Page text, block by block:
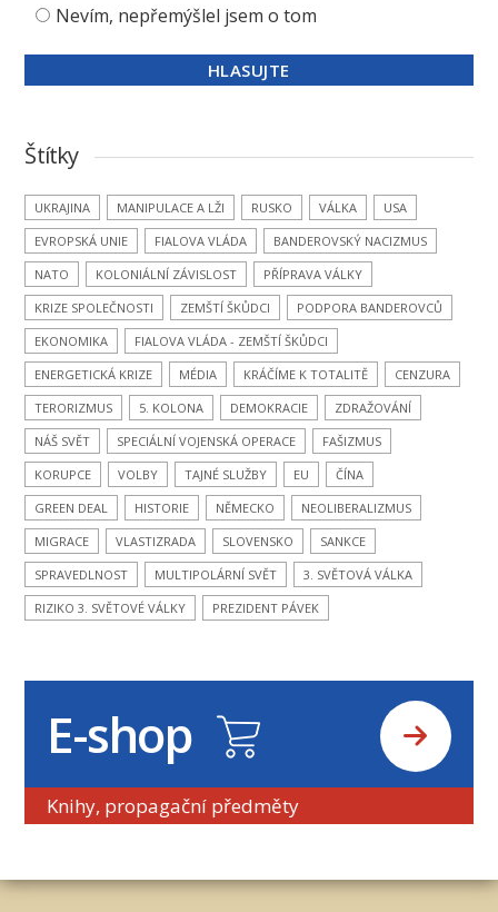
Nevím, nepřemýšlel jsem o tom
Štítky
UKRAJINA MANIPULACE A LŽI RUSKO VÁLKA
USA
EVROPSKÁ UNIE
FIALOVA VLÁDA
BANDEROVSKÝ NACIZMUS
NATO
KOLONIÁLNÍ ZÁVISLOST
PŘÍPRAVA VÁLKY
KRIZE SPOLEČNOSTI
ZEMŠTÍ ŠKŮDCI
PODPORA BANDEROVCŮ
EKONOMIKA
FIALOVA VLÁDA - ZEMŠTÍ ŠKŮDCI
ENERGETICKÁ KRIZE
MÉDIA KRÁČÍME K TOTALITĚ
CENZURA
TERORIZMUS
5. KOLONA DEMOKRACIE
ZDRAŽOVÁNÍ
NÁŠ SVĚT
SPECIÁLNÍ VOJENSKÁ OPERACE
FAŠIZMUS
KORUPCE
VOLBY TAJNÉ SLUŽBY EU
ČÍNA
GREEN DEAL
HISTORIE NĚMECKO
NEOLIBERALIZMUS
MIGRACE
VLASTIZRADA SLOVENSKO
SANKCE
SPRAVEDLNOST
MULTIPOLÁRNÍ SVĚT
3. SVĚTOVÁ VÁLKA
RIZIKO 3. SVĚTOVÉ VÁLKY
PREZIDENT PÁVEK
E-shop
Knihy, propagační předměty